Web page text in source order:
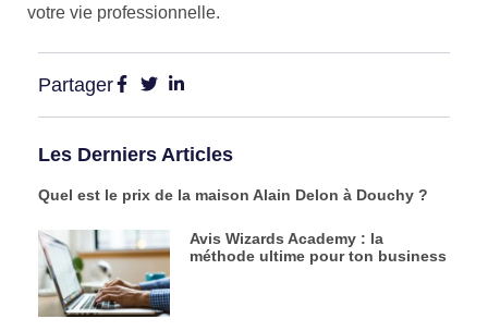
votre vie professionnelle.
Partager
Les Derniers Articles
Quel est le prix de la maison Alain Delon à Douchy ?
Avis Wizards Academy : la
méthode ultime pour ton business